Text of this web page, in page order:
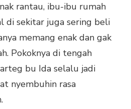
rantau, ibu-ibu rumah
di sekitar juga sering beli
memang enak dan gak
Pokoknya di tengah
bu Ida selalu jadi
nyembuhin rasa